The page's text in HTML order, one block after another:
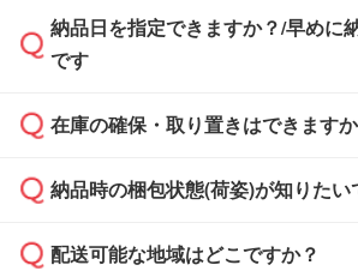
また、卒業・卒園記念品で対策委
校や幼稚園・保育園であれば、同
ご希望の際は担当スタッフまでお
ください。
ず、通常はPDFデータをメール添
ます。
たは注文フォームの『ご注文に関
・印刷する場合(500個程度)
ご入金、イメージ画像の校了か
ご入金確認後、1～2営業日で出
納品日を指定できますか？/早めに
です
ご希望の納期がある場合は、お問
い。
応が可能かご案内いたします。
在庫の確保・取り置きはできます
ご入金確認後に在庫を確保し、注
はできかねますので予めご了承く
納品時の梱包状態(荷姿)が知りたい
商品によって異なります。各ペー
配送可能な地域はどこですか？